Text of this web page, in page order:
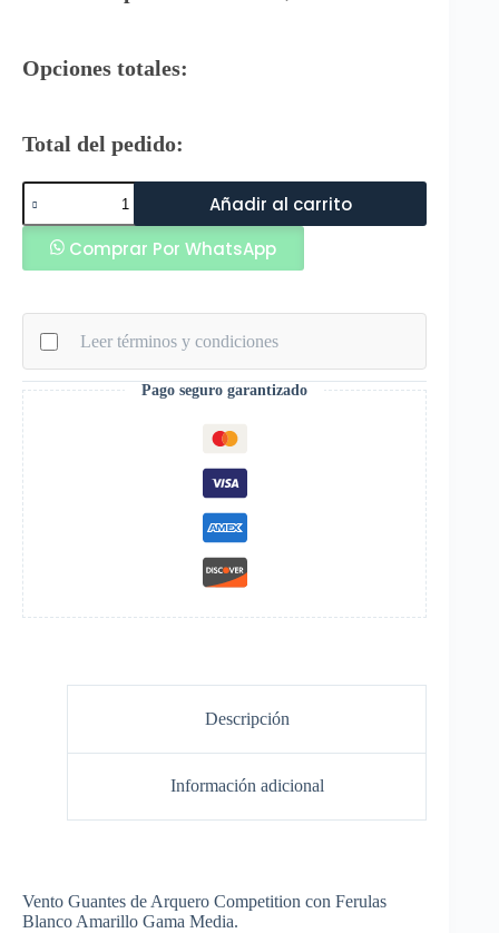
Opciones totales:
Total del pedido:
Vento
Guantes
de
Arquero
Competition
Amarillo
Añadir al carrito
Comprar Por WhatsApp
Leer términos y condiciones
Pago seguro garantizado
Descripción
Información adicional
Vento Guantes de Arquero Competition con Ferulas
Blanco Amarillo Gama Media.